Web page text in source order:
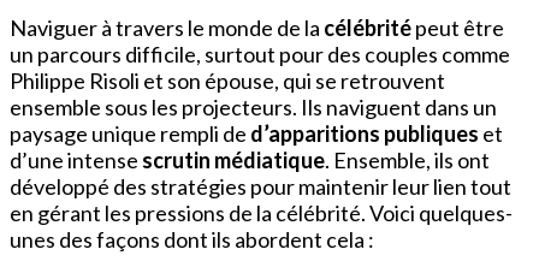
Naviguer à travers le monde de la célébritépeut être
un parcours difficile, surtout pour des couples comme
Philippe Risoli et son épouse, qui se retrouvent
ensemble sous les projecteurs. Ils naviguent dans un
paysage unique rempli de d’apparitions publiques et
d’une intense scrutin médiatique. Ensemble, ils ont
développé des stratégies pour maintenir leur lien tout
en gérant les pressions de la célébrité. Voici quelques-
unes des façons dont ils abordent cela :